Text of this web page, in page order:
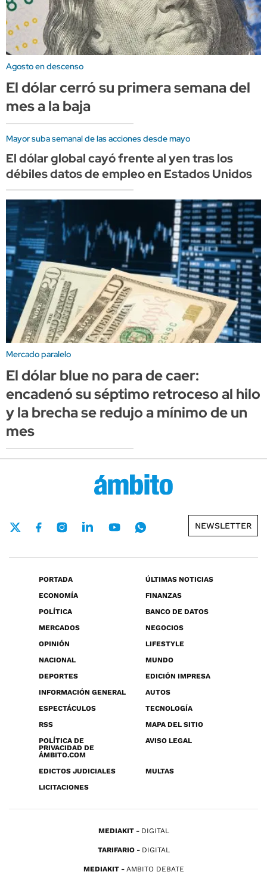
Agosto en descenso
El dólar cerró su primera semana del
mes a la baja
Mayor suba semanal de las acciones desde mayo
El dólar global cayó frente al yen tras los
débiles datos de empleo en Estados Unidos
Mercado paralelo
El dólar blue no para de caer:
encadenó su séptimo retroceso al hilo
y la brecha se redujo a mínimo de un
mes
NEWSLETTER
PORTADA
ÚLTIMAS NOTICIAS
ECONOMÍA
FINANZAS
POLÍTICA
BANCO DE DATOS
MERCADOS
NEGOCIOS
OPINIÓN
LIFESTYLE
NACIONAL
MUNDO
DEPORTES
EDICIÓN IMPRESA
INFORMACIÓN GENERAL
AUTOS
ESPECTÁCULOS
TECNOLOGÍA
RSS
MAPA DEL SITIO
POLÍTICA DE
PRIVACIDAD DE
ÁMBITO.COM
AVISO LEGAL
EDICTOS JUDICIALES
MULTAS
LICITACIONES
MEDIAKIT DIGITAL
TARIFARIO DIGITAL
MEDIAKIT AMBITO DEBATE